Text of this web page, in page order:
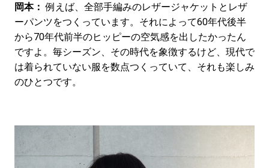
岡本： 例えば、全部手編みのレザージャケットとレザ
ーパンツをつくっています。それによって60年代後半
から70年代前半のヒッピーの空気感を出したかったん
ですよ。毎シーズン、その時代を象徴するけど、現代で
は着られていない服を数点つくっていて、それも楽しみ
のひとつです。